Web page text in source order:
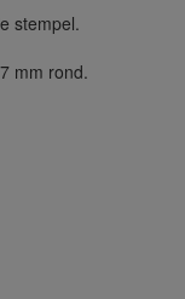
stempel.
mm rond.